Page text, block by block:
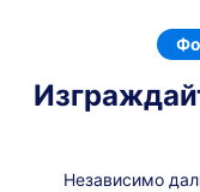
Независимо